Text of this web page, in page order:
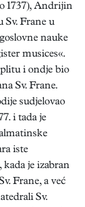
1737), Andrijin
Sv. Frane u
nauke
musices«.
i ondje bio
Sv. Frane.
sudjelovao
i tada je
iste
kada je izabran
Frane, a već
Sv.